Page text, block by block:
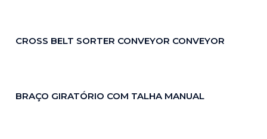
CROSS BELT SORTER CONVEYOR CONVEYOR
BRAÇO GIRATÓRIO COM TALHA MANUAL